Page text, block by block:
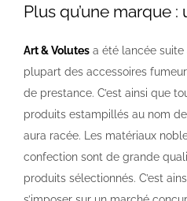
Plus qu’une marque :
Art & Volutes a été lancée
plupart des accessoires
de prestance. C’est ainsi que
produits estampillés au nom
aura racée. Les matériaux
confection sont de grande
produits sélectionnés. C’est